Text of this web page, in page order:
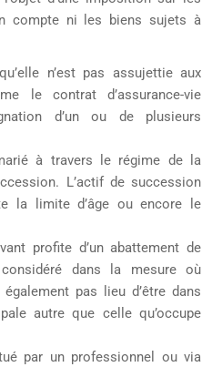
compte ni les biens sujets à
n’est pas assujettie aux
le contrat d’assurance-vie
d’un ou de plusieurs
à travers le régime de la
L’actif de succession
la limite d’âge ou encore le
profite d’un abattement de
dans la mesure où
pas lieu d’être dans
autre que celle qu’occupe
par un professionnel ou via